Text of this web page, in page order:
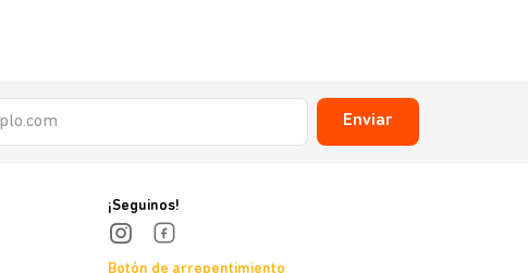
Enviar
¡Seguinos!
Botón de arrepentimiento